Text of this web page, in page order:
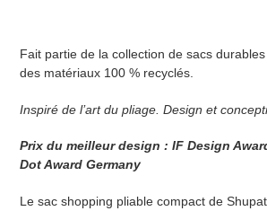
à
votre
Fait partie de la collection de sacs
des matériaux 100 % recyclés.
Inspiré de l’art du pliage. Design et
Prix du meilleur design : IF Design
Dot Award Germany
Le sac shopping pliable compact de